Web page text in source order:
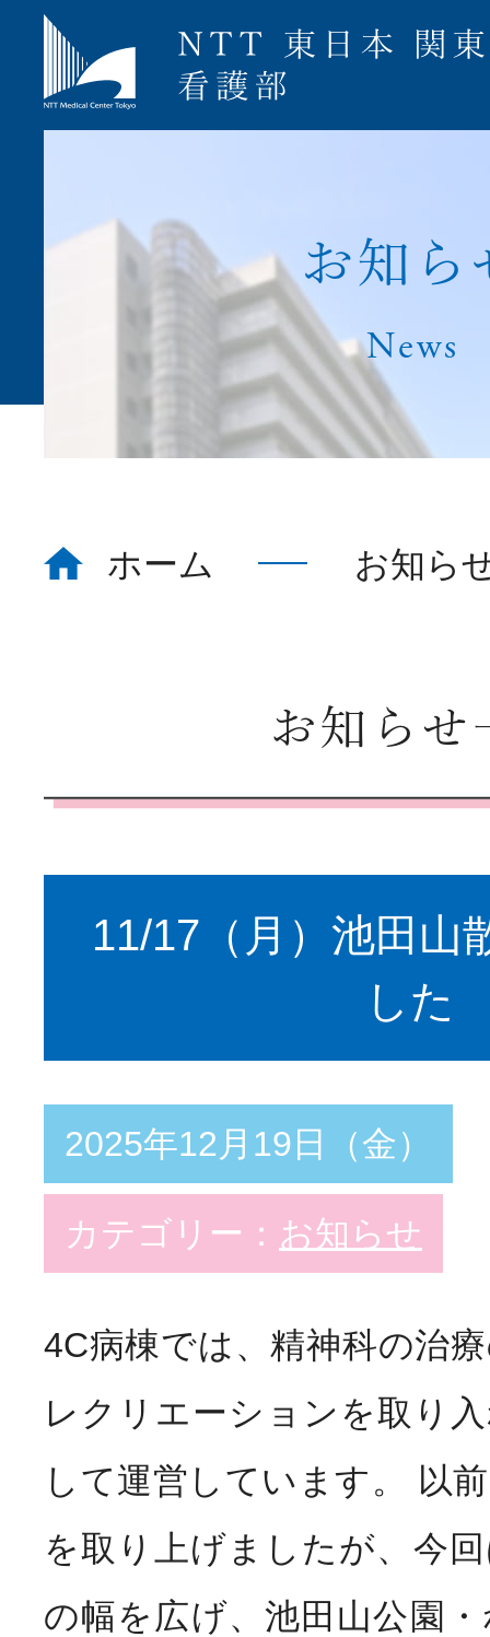
ホーム
看護部について About
教育体制 Education
教育支援体制
看護部の取り組み
勤務・福利厚生
インターンシップ
募集要項
ナース専科就
お知 ら
News
ホーム お知ら
お知らせ
11/17（月）池田山
した
2025年12月19日（金）
カテゴリー： お知らせ
4C病棟では、精神科の治
レクリエーションを取り
して運営しています。 以
を取り上げましたが、今
の幅を広げ、池田山公園